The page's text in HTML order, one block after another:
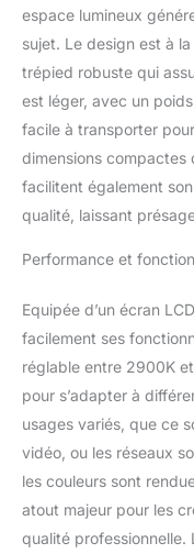
espace lumineux
sujet. Le design est à
trépied robuste qui
est léger, avec un
facile à transporter
dimensions
facilitent également
qualité, laissant
Performance et
Equipée d’un écran
facilement ses
réglable entre 2900K
pour s’adapter à
usages variés, que ce
vidéo, ou les réseaux
les couleurs sont
atout majeur pour les
qualité